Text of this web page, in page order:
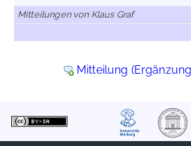
Mitteilungen von Klaus Graf
Mitteilung